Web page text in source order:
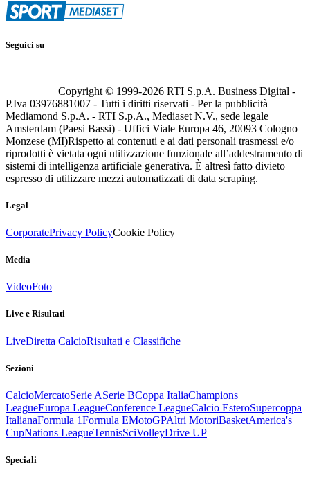
Seguici su
Copyright © 1999-2026 RTI S.p.A. Business Digital -
P.Iva 03976881007 - Tutti i diritti riservati - Per la pubblicità
Mediamond S.p.A. - RTI S.p.A., Mediaset N.V., sede legale
Amsterdam (Paesi Bassi) - Uffici Viale Europa 46, 20093 Cologno
Monzese (MI)Rispetto ai contenuti e ai dati personali trasmessi e/o
riprodotti è vietata ogni utilizzazione funzionale all’addestramento di
sistemi di intelligenza artificiale generativa. È altresì fatto divieto
espresso di utilizzare mezzi automatizzati di data scraping.
Legal
CorporatePrivacy PolicyCookie Policy
Media
VideoFoto
Live e Risultati
LiveDiretta CalcioRisultati e Classifiche
Sezioni
CalcioMercatoSerie ASerie BCoppa ItaliaChampions
LeagueEuropa LeagueConference LeagueCalcio EsteroSupercoppa
ItalianaFormula 1Formula EMotoGPAltri MotoriBasketAmerica's
CupNations LeagueTennisSciVolleyDrive UP
Speciali